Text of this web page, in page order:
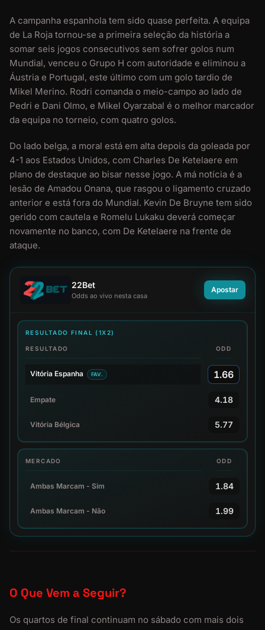
A campanha espanhola tem sido quase perfeita. A equipa
de La Roja tornou-se a primeira seleção da história a
somar seis jogos consecutivos sem sofrer golos num
Mundial, venceu o Grupo H com autoridade e eliminou a
Áustria e Portugal, este último com um golo tardio de
Mikel Merino. Rodri comanda o meio-campo ao lado de
Pedri e Dani Olmo, e Mikel Oyarzabal é o melhor marcador
da equipa no torneio, com quatro golos.
Do lado belga, a moral está em alta depois da goleada por
4-1 aos Estados Unidos, com Charles De Ketelaere em
plano de destaque ao bisar nesse jogo. A má notícia é a
lesão de Amadou Onana, que rasgou o ligamento cruzado
anterior e está fora do Mundial. Kevin De Bruyne tem sido
gerido com cautela e Romelu Lukaku deverá começar
novamente no banco, com De Ketelaere na frente de
ataque.
22Bet
Odds ao vivo nesta casa
Apostar
RESULTADO FINAL (1X2)
RESULTADO ODD
Vitória Espanha FAV. 1.66
Empate 4.18
Vitória Bélgica 5.77
MERCADO ODD
Ambas Marcam - Sim 1.84
Ambas Marcam - Não 1.99
O Que Vem a Seguir?
Os quartos de final continuam no sábado com mais dois